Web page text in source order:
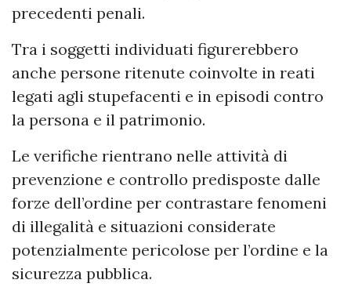
precedenti penali.
Tra i soggetti individuati figurerebbero
anche persone ritenute coinvolte in reati
legati agli stupefacenti e in episodi contro
la persona e il patrimonio.
Le verifiche rientrano nelle attività di
prevenzione e controllo predisposte dalle
forze dell’ordine per contrastare fenomeni
di illegalità e situazioni considerate
potenzialmente pericolose per l’ordine e la
sicurezza pubblica.